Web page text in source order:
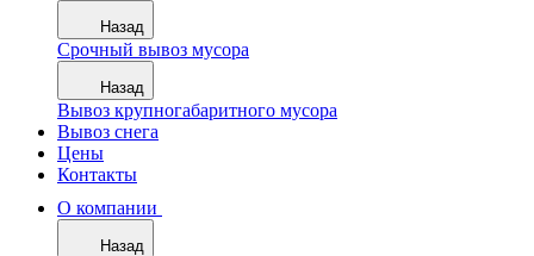
Назад
Срочный вывоз мусора
Назад
Вывоз крупногабаритного мусора
Вывоз снега
Цены
Контакты
О компании
Назад